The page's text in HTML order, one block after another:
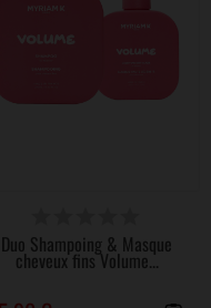
Duo Shampoing & Masque
cheveux fins Volume...